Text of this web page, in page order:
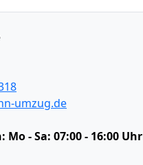
umzug.de
Mo - Sa: 07:00 - 16:00 Uhr